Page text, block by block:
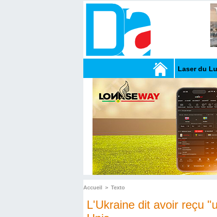
Laser du
Accueil > Texto
L'Ukraine dit avoir reçu